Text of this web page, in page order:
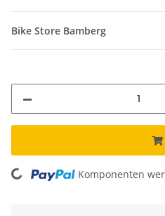
Bike Store Bamberg
Komponenten